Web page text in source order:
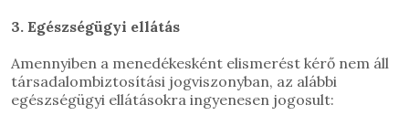
3. Egészségügyi ellátás
Amennyiben a menedékesként elismerést kérő nem áll
társadalombiztosítási jogviszonyban, az alábbi
egészségügyi ellátásokra ingyenesen jogosult: